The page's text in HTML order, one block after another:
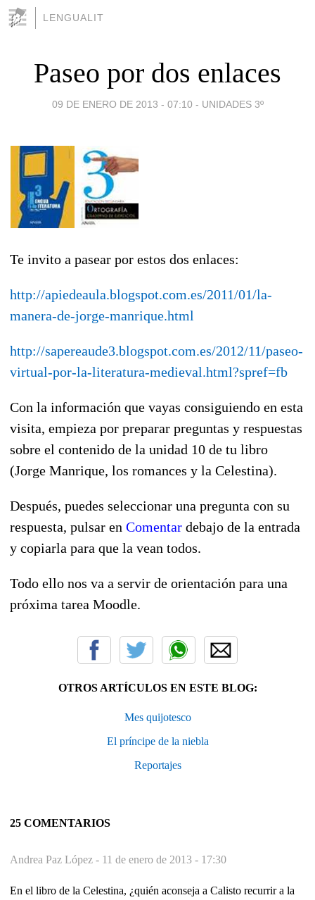
LENGUALIT
Paseo por dos enlaces
09 DE ENERO DE 2013 - 07:10 - UNIDADES 3º
Te invito a pasear por estos dos enlaces:
http://apiedeaula.blogspot.com.es/2011/01/la-
manera-de-jorge-manrique.html
http://sapereaude3.blogspot.com.es/2012/11/paseo-
virtual-por-la-literatura-medieval.html?spref=fb
Con la información que vayas consiguiendo en esta
visita, empieza por preparar preguntas y respuestas
sobre el contenido de la unidad 10 de tu libro
(Jorge Manrique, los romances y la Celestina).
Después, puedes seleccionar una pregunta con su
respuesta, pulsar en Comentar debajo de la entrada
y copiarla para que la vean todos.
Todo ello nos va a servir de orientación para una
próxima tarea Moodle.
OTROS ARTÍCULOS EN ESTE BLOG:
Mes quijotesco
El príncipe de la niebla
Reportajes
25 COMENTARIOS
Andrea Paz López - 11 de enero de 2013 - 17:30
En el libro de la Celestina, ¿quién aconseja a Calisto recurrir a la